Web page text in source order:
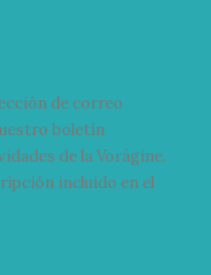
de correo
boletín
de la Vorágine.
incluido en el